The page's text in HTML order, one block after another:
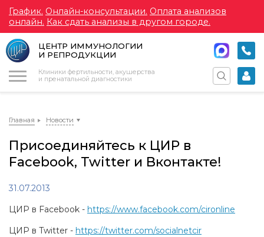
График. Онлайн-консультации. Оплата анализов
онлайн. Как сдать анализы в другом городе.
ЦЕНТР ИММУНОЛОГИИ
И РЕПРОДУКЦИИ
Клиники фертильности, акушерства
и пренатальной диагностики
Главная Новости
Присоединяйтесь к ЦИР в
Facebook, Twitter и Вконтакте!
31.07.2013
ЦИР в Facebook - https://www.facebook.com/cironline
ЦИР в Twitter - https://twitter.com/socialnetcir